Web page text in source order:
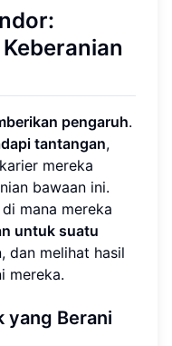
pengaruh.
tantangan,
mereka
bawaan ini.
mana mereka
untuk suatu
dan melihat hasil
mereka.
yang Berani